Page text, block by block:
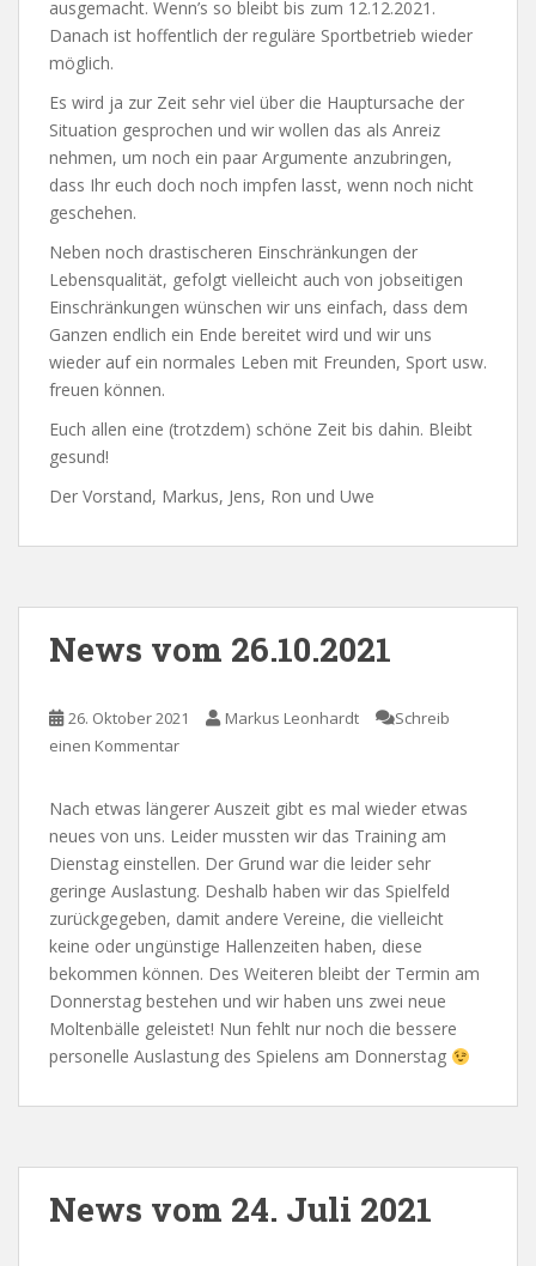
ausgemacht. Wenn’s so bleibt bis zum 12.12.2021.
Danach ist hoffentlich der reguläre Sportbetrieb wieder
möglich.
Es wird ja zur Zeit sehr viel über die Hauptursache der
Situation gesprochen und wir wollen das als Anreiz
nehmen, um noch ein paar Argumente anzubringen,
dass Ihr euch doch noch impfen lasst, wenn noch nicht
geschehen.
Neben noch drastischeren Einschränkungen der
Lebensqualität, gefolgt vielleicht auch von jobseitigen
Einschränkungen wünschen wir uns einfach, dass dem
Ganzen endlich ein Ende bereitet wird und wir uns
wieder auf ein normales Leben mit Freunden, Sport usw.
freuen können.
Euch allen eine (trotzdem) schöne Zeit bis dahin. Bleibt
gesund!
Der Vorstand, Markus, Jens, Ron und Uwe
News vom 26.10.2021
26. Oktober 2021 Markus Leonhardt
Schreib
einen Kommentar
Nach etwas längerer Auszeit gibt es mal wieder etwas
neues von uns. Leider mussten wir das Training am
Dienstag einstellen. Der Grund war die leider sehr
geringe Auslastung. Deshalb haben wir das Spielfeld
zurückgegeben, damit andere Vereine, die vielleicht
keine oder ungünstige Hallenzeiten haben, diese
bekommen können. Des Weiteren bleibt der Termin am
Donnerstag bestehen und wir haben uns zwei neue
Moltenbälle geleistet! Nun fehlt nur noch die bessere
personelle Auslastung des Spielens am Donnerstag
News vom 24. Juli 2021